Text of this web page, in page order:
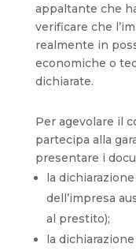
appaltante che
verificare che
realmente in
economiche o
dichiarate.
Per agevolare il
partecipa alla
presentare i
la
dell’impresa
al prestito);
la